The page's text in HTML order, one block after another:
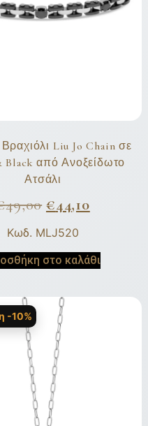
Liu Jo Chain σε
Black από Ανοξείδωτο
Ατσάλι
49,00 €44,10
Κωδ. MLJ520
στο καλάθι
-10%